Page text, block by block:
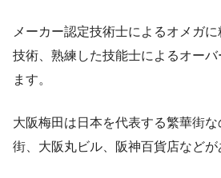
メーカー認定技術士によるオメガ
技術、熟練した技能士によるオー
ます。
大阪梅田は日本を代表する繁華街
街、大阪丸ビル、阪神百貨店などが